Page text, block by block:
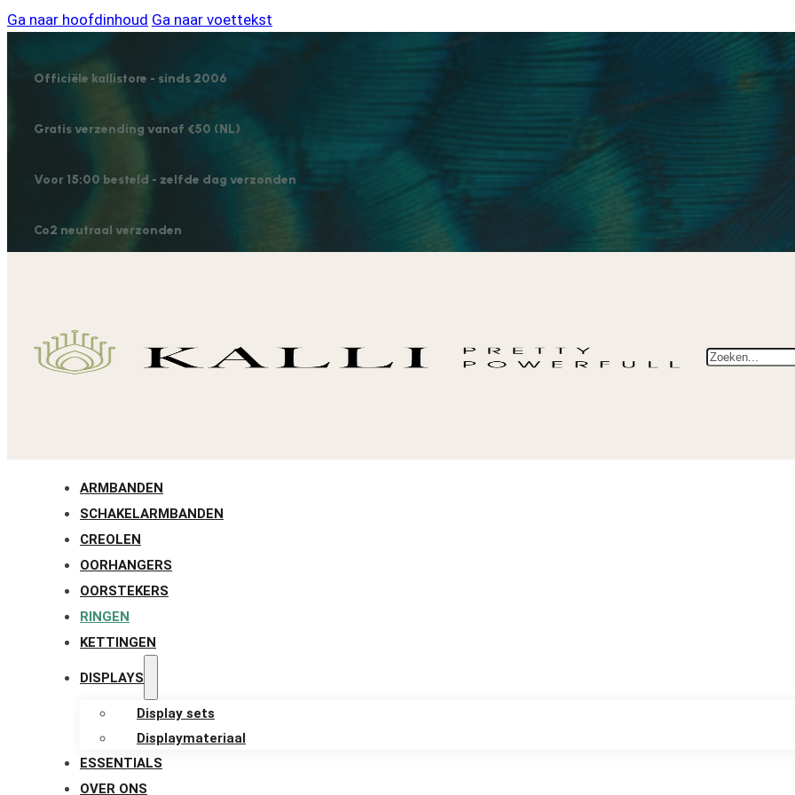
Ga naar hoofdinhoud Ga naar voettekst
Officiële kallistore - sinds 2006
Gratis verzending vanaf €50 (NL)
Voor 15:00 besteld - zelfde dag verzonden
Co2 neutraal verzonden
Zoeken
ARMBANDEN
SCHAKELARMBANDEN
CREOLEN
OORHANGERS
OORSTEKERS
RINGEN
KETTINGEN
DISPLAYS
Display sets
Displaymateriaal
ESSENTIALS
OVER ONS